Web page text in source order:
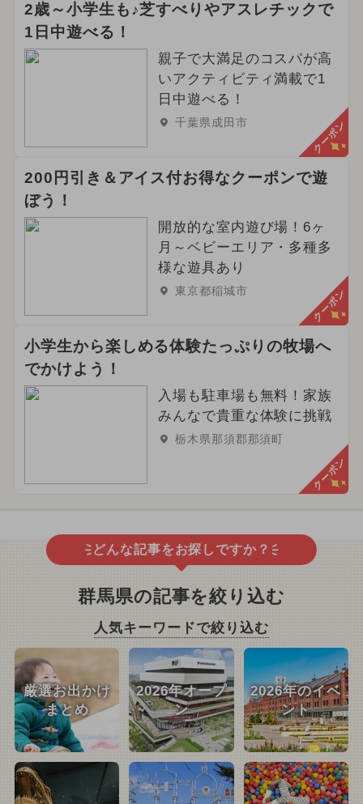
2歳～小学生も♪芝すべりやアスレチックで
1日中遊べる！
親子で大満足のコスパが高
いアクティビティ満載で1
日中遊べる！
千葉県成田市 クーポン
200円引き＆アイス付お得なクーポンで遊
ぼう！
開放的な室内遊び場！6ヶ
月～ベビーエリア・多種多
様な遊具あり
東京都稲城市 クーポン
小学生から楽しめる体験たっぷりの牧場へ
でかけよう！
入場も駐車場も無料！家族
みんなで貴重な体験に挑戦
栃木県那須郡那須町
クーポン
どんな記事をお探しですか？
群馬県の記事を絞り込む
人気キーワードで絞り込む
厳選お出かけ
まとめ
2026年オープ
ン
2026年のイベ
ント